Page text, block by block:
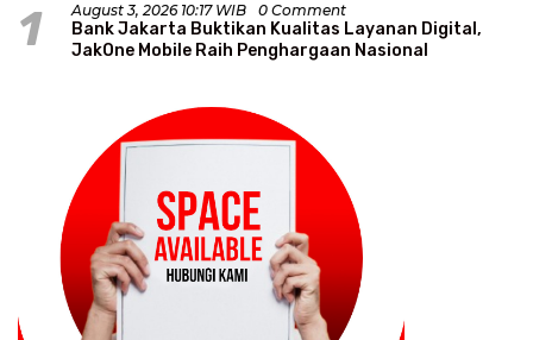
1 August 3, 2026 10:17 WIB 0 Comment
Bank Jakarta Buktikan Kualitas Layanan Digital,
JakOne Mobile Raih Penghargaan Nasional